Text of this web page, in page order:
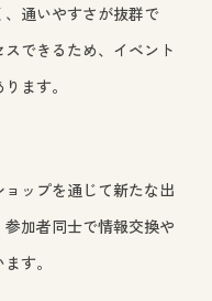
通いやすさが抜群で
できるため、イベント
ます。
ップを通じて新たな出
加者同士で情報交換や
す。